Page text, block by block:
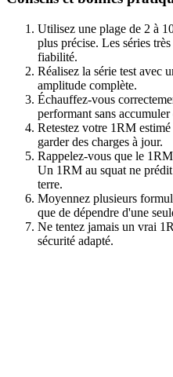
Utilisez une plage de 2 à
plus précise. Les séries
fiabilité.
Réalisez la série test avec
amplitude complète.
Échauffez-vous
performant sans
Retestez votre 1RM
garder des charges à jour.
Rappelez-vous que le
Un 1RM au squat ne
terre.
Moyennez plusieurs
que de dépendre d'une
Ne tentez jamais un vrai
sécurité adapté.